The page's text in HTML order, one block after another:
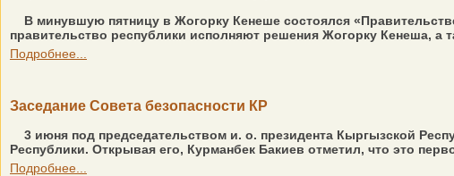
В минувшую пятницу в Жогорку Кенеше состоялся
правительство республики исполняют решения Жогорку Кенеша, а
Подробнее...
Заседание Совета безопасности КР
3 июня под председательством и. о. президента Кыргызской
Республики. Открывая его, Курманбек Бакиев отметил, что это
Подробнее...